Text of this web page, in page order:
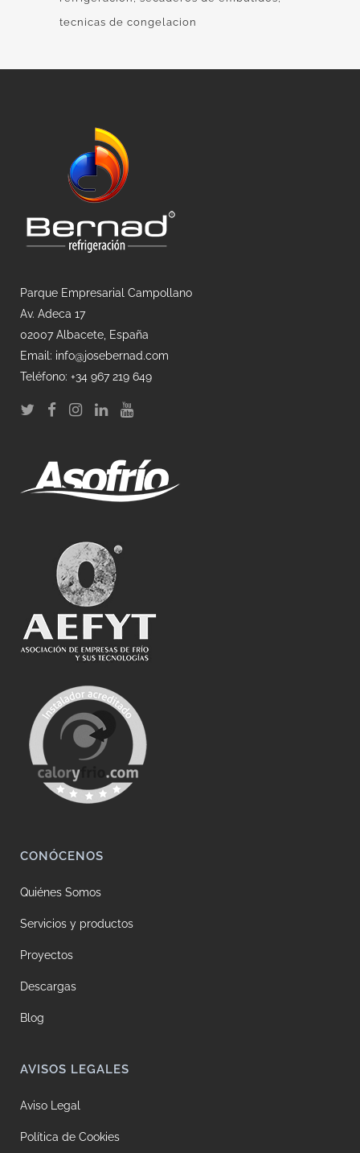
tecnicas de congelacion
Parque Empresarial Campollano
Av. Adeca 17
02007 Albacete, España
Email: info@josebernad.com
Teléfono: +34 967 219 649
CONÓCENOS
Quiénes Somos
Servicios y productos
Proyectos
Descargas
Blog
AVISOS LEGALES
Aviso Legal
Política de Cookies